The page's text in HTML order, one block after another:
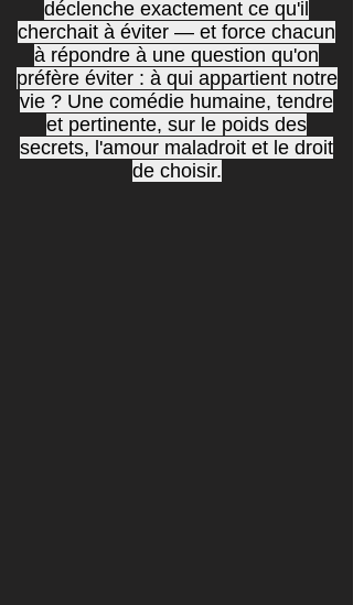
déclenche exactement ce qu'il
cherchait à éviter — et force chacun
à répondre à une question qu'on
préfère éviter : à qui appartient notre
vie ? Une comédie humaine, tendre
et pertinente, sur le poids des
secrets, l'amour maladroit et le droit
de choisir.